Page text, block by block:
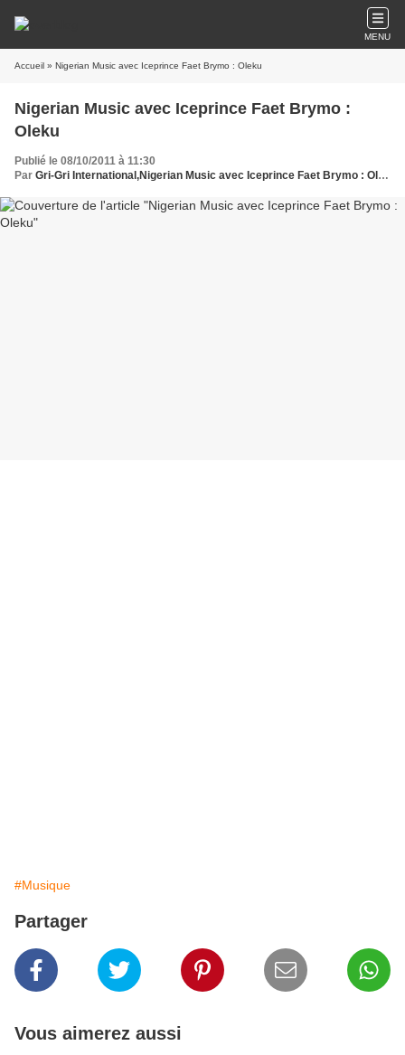
MENU
Accueil » Nigerian Music avec Iceprince Faet Brymo : Oleku
Nigerian Music avec Iceprince Faet Brymo :
Oleku
Publié le 08/10/2011 à 11:30
Par Gri-Gri International,Nigerian Music avec Iceprince Faet Brymo : Oleku , Ma solange Oussou
#Musique
Partager
Vous aimerez aussi